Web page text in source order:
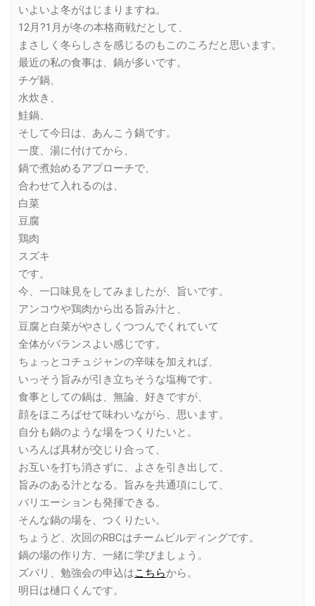
いよいよ冬がはじまりますね。
12月?1月が冬の本格商戦だとして、
まさしく冬らしさを感じるのもこのころだと思います。
最近の私の食事は、鍋が多いです。
チゲ鍋、
水炊き、
鮭鍋、
そして今日は、あんこう鍋です。
一度、湯に付けてから、
鍋で煮始めるアプローチで、
合わせて入れるのは、
白菜
豆腐
鶏肉
スズキ
です。
今、一口味見をしてみましたが、旨いです。
アンコウや鶏肉から出る旨み汁と、
豆腐と白菜がやさしくつつんでくれていて
全体がバランスよい感じです。
ちょっとコチュジャンの辛味を加えれば、
いっそう旨みが引き立ちそうな塩梅です。
食事としての鍋は、無論、好きですが、
顔をほころばせて味わいながら、思います。
自分も鍋のような場をつくりたいと。
いろんば具材が交じり合って、
お互いを打ち消さずに、よさを引き出して、
旨みのある汁となる。旨みを共通項にして、
バリエーションも発揮できる。
そんな鍋の場を、つくりたい。
ちょうど、次回のRBCはチームビルディングです。
鍋の場の作り方、一緒に学びましょう。
ズバリ、勉強会の申込はこちらから。
明日は樋口くんです。